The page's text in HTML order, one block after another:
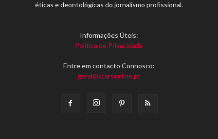
éticas e deontológicas do jornalismo profissional.
Informações Úteis:
Política de Privacidade
Entre em contacto Connosco:
geral@starsonline.pt